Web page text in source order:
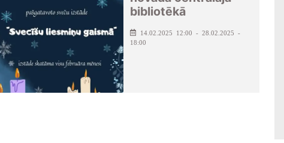
bibliotēkā
14.02.2025 12:00 - 28.02.2025 -
18:00